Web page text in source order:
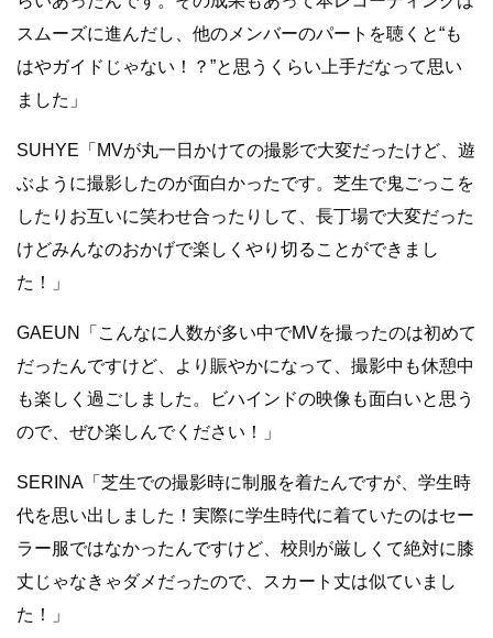
スムーズに進んだし、他のメンバーのパートを聴くと“も
はやガイドじゃない！？”と思うくらい上手だなって思い
ました」
SUHYE「MVが丸一日かけての撮影で大変だったけど、遊
ぶように撮影したのが面白かったです。芝生で鬼ごっこを
したりお互いに笑わせ合ったりして、長丁場で大変だった
けどみんなのおかげで楽しくやり切ることができまし
た！」
GAEUN「こんなに人数が多い中でMVを撮ったのは初めて
だったんですけど、より賑やかになって、撮影中も休憩中
も楽しく過ごしました。ビハインドの映像も面白いと思う
ので、ぜひ楽しんでください！」
SERINA「芝生での撮影時に制服を着たんですが、学生時
代を思い出しました！実際に学生時代に着ていたのはセー
ラー服ではなかったんですけど、校則が厳しくて絶対に膝
丈じゃなきゃダメだったので、スカート丈は似ていまし
た！」